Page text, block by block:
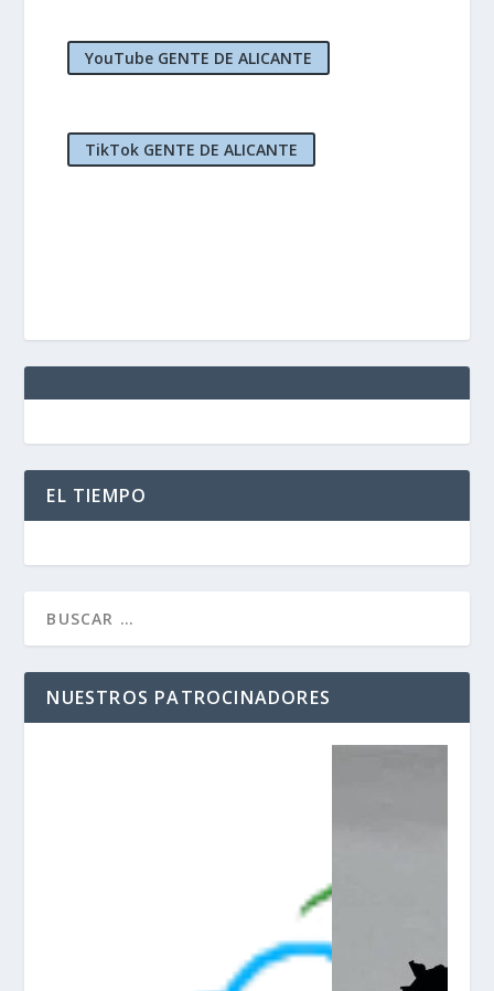
YouTube GENTE DE ALICANTE
TikTok GENTE DE ALICANTE
EL TIEMPO
NUESTROS PATROCINADORES